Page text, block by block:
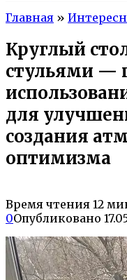
Главная »
Круглый
стульями —
для
создания
оптимизма
Время чтения 12
0Опубликовано